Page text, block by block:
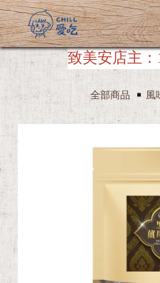
安店主：1.因系統緣
全部商品 風